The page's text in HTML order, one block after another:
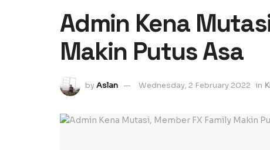
Admin Kena
Makin Putus Asa
byAslan Wednesday, 2 February 2022 in